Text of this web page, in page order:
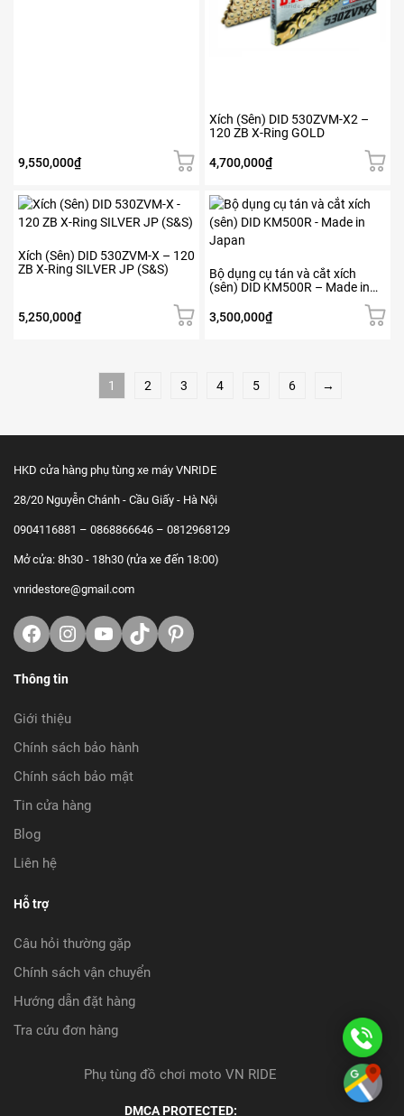
9,550,000₫
Xích (Sên) DID 530ZVM-X2 –
120 ZB X-Ring GOLD
4,700,000₫
Xích (Sên) DID 530ZVM-X – 120
ZB X-Ring SILVER JP (S&S)
5,250,000₫
Bộ dụng cụ tán và cắt xích
(sên) DID KM500R – Made in
3,500,000₫
1 2 3 4 5 6 →
HKD cửa hàng phụ tùng xe máy VNRIDE
28/20 Nguyễn Chánh - Cầu Giấy - Hà Nội
0904116881 – 0868866646 – 0812968129
Mở cửa: 8h30 - 18h30 (rửa xe đến 18:00)
vnridestore@gmail.com
Facebook
Instagram
Youtube
TikTokhttps://www.pinterest.com/
Thông tin
Giới thiệu
Chính sách bảo hành
Chính sách bảo mật
Tin cửa hàng
Blog
Liên hệ
Hỗ trợ
Câu hỏi thường gặp
Chính sách vận chuyển
Hướng dẫn đặt hàng
Tra cứu đơn hàng
Phụ tùng đồ chơi moto VN RIDE
DMCA PROTECTED: